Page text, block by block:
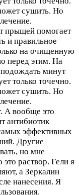
сушить. Но
прыщей помогает
и правильное
на очищенную
перед этим. На
минут
только точечно.
сушить. Но
А вообще это
антибиотик
эффективных
Другие
но мне
раствор. Гели я
а Зеркалин
нанесения. Я